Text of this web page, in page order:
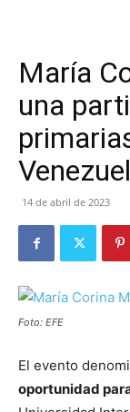
María
una
14 de abril de 2023
Foto: EFE
El evento
oportunidad